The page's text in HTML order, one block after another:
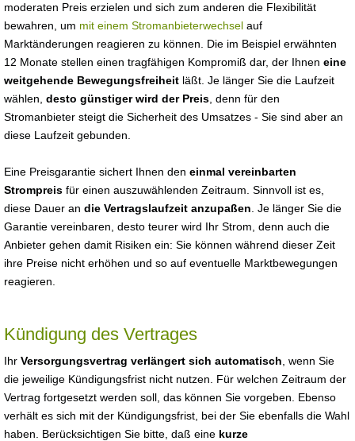
moderaten Preis erzielen und sich zum anderen die Flexibilität
bewahren, um mit einem Stromanbieterwechsel auf
Marktänderungen reagieren zu können. Die im Beispiel erwähnten
12 Monate stellen einen tragfähigen Kompromiß dar, der Ihnen eine
weitgehende Bewegungsfreiheit läßt. Je länger Sie die Laufzeit
wählen, desto günstiger wird der Preis , denn für den
Stromanbieter steigt die Sicherheit des Umsatzes - Sie sind aber an
diese Laufzeit gebunden.
Eine Preisgarantie sichert Ihnen den einmal vereinbarten
Strompreis für einen auszuwählenden Zeitraum. Sinnvoll ist es,
diese Dauer an die Vertragslaufzeit anzupaßen . Je länger Sie die
Garantie vereinbaren, desto teurer wird Ihr Strom, denn auch die
Anbieter gehen damit Risiken ein: Sie können während dieser Zeit
ihre Preise nicht erhöhen und so auf eventuelle Marktbewegungen
reagieren.
Kündigung des Vertrages
Ihr Versorgungsvertrag verlängert sich automatisch , wenn Sie
die jeweilige Kündigungsfrist nicht nutzen. Für welchen Zeitraum der
Vertrag fortgesetzt werden soll, das können Sie vorgeben. Ebenso
verhält es sich mit der Kündigungsfrist, bei der Sie ebenfalls die Wahl
haben. Berücksichtigen Sie bitte, daß eine kurze